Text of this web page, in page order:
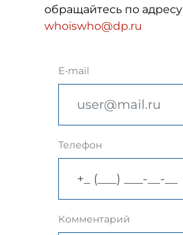
обращайтесь по адресу
whoiswho@dp.ru
E-mail
Телефон
Комментарий